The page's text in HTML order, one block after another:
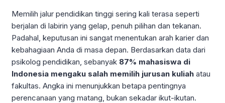
Memilih jalur pendidikan tinggi sering kali terasa seperti
berjalan di labirin yang gelap, penuh pilihan dan tekanan.
Padahal, keputusan ini sangat menentukan arah karier dan
kebahagiaan Anda di masa depan. Berdasarkan data dari
psikolog pendidikan, sebanyak 87% mahasiswa di
Indonesia mengaku salah memilih jurusan kuliah atau
fakultas. Angka ini menunjukkan betapa pentingnya
perencanaan yang matang, bukan sekadar ikut-ikutan.